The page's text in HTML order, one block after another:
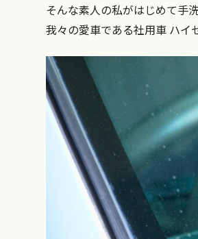
そんな素人の私がはじめて手
我々の愛車である社用車 ハ